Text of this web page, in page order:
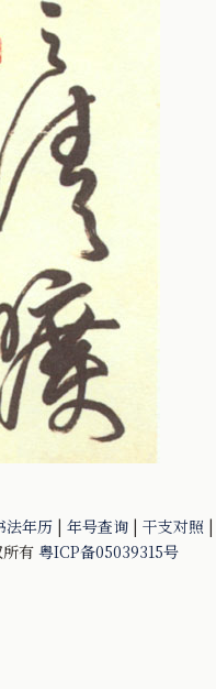
法年历 | 年号查询 | 干支对照
有 粤ICP备05039315号